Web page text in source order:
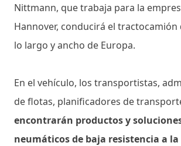
Nittmann, que trabaja para la
Hannover, conducirá el tractocamión
lo largo y ancho de Europa.
En el vehículo, los transportistas,
de flotas, planificadores de
encontrarán productos y
neumáticos de baja resistencia a